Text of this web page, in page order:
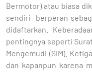
Bermotor) atau biasa
sendiri berperan
didaftarkan.
pentingnya seperti
Mengemudi (SIM).
dan kapanpun karena